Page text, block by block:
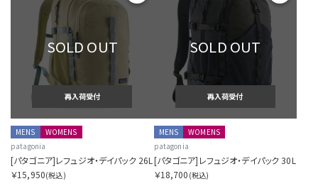
SOLD OUT
再入荷受付
MENS
WOMENS
patagonia
[パタゴニア]レフュジオ・デイパック 26L
￥15,950(税込)
SOLD OUT
再入荷受付
MENS
WOMENS
patagonia
[パタゴニア]レフュジオ・デイパック 30L
￥18,700 (税込)